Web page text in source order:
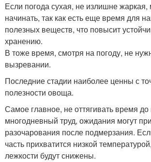
Если погода сухая, не излишне
начинать, так как есть еще время для
полезных веществ, что повысит
хранению.
В тоже время, смотря на погоду, не
вызревании.
Последние стадии наиболее ценны с
полезности овоща.
Самое главное, не оттягивать время до
многодневный труд, ожидания могут
разочарования после подмерзания.
часть прихватится низкой
лежкости будут снижены.